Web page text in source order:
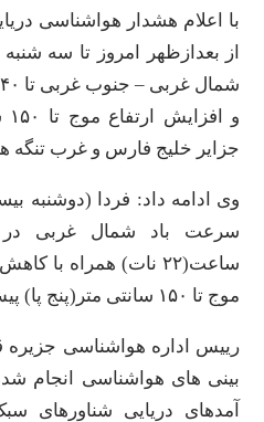
با اعلام هشدار هواشناسی
از بعدازظهر امروز تا سه
جزایر خلیج فارس و غرب تنگه
وی ادامه داد: فردا (دوشنبه
ساعت(۲۲ نات) همراه با
موج تا ۱۵۰ سانتی متر(پنج پا) پیش بینی می شود.
رییس اداره هواشناسی
بینی های هواشناسی انجام
آمدهای دریایی شناورهای